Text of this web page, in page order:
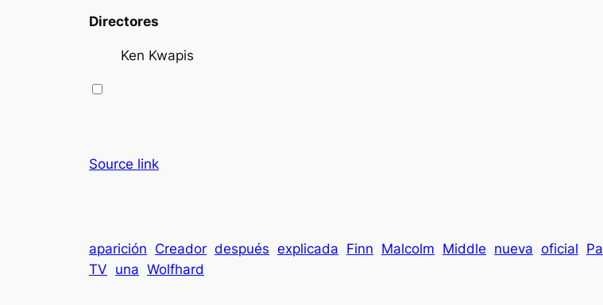
Directores
Ken Kwapis
Source link
aparición Creador después explicada Finn Malcolm Middle nueva oficial
TV una Wolfhard